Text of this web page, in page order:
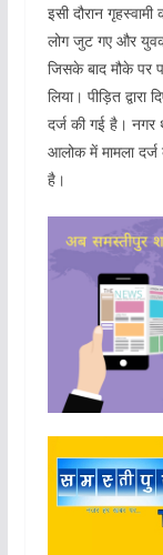
इसी दौरान
लोग जुट गए और
जिसके बाद मौके पर
लिया। पीड़ित
दर्ज की गई है। नगर
आलोक में मामला दर्ज
है।